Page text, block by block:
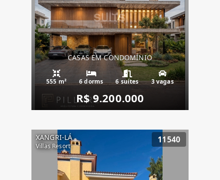
CASAS EM CONDOMÍNIO
555 m² 6 dorms 6 suítes 3 vagas
R$ 9.200.000
XANGRI-LÁ
Villas Resort
11540